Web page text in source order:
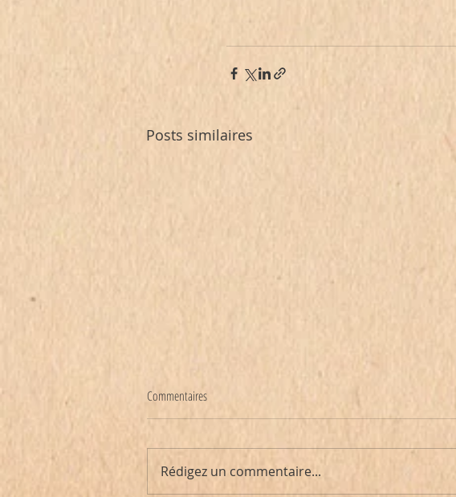
Posts similaires
Totally Spies - la série audio
Commentaires
Rédigez un commentaire...